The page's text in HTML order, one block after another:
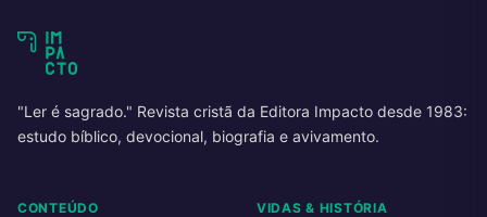
"Ler é sagrado." Revista cristã da Editora Impacto desde 1983:
estudo bíblico, devocional, biografia e avivamento.
CONTEÚDO VIDAS & HISTÓRIA